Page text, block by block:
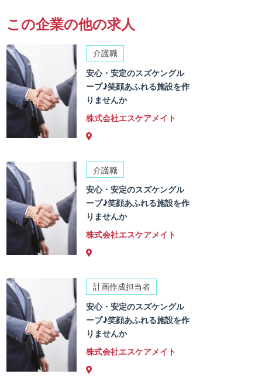
この企業の他の求人
介護職
安心・安定のスズケングル
ープ♪笑顔あふれる施設を作
りませんか
株式会社エスケアメイト
介護職
安心・安定のスズケングル
ープ♪笑顔あふれる施設を作
りませんか
株式会社エスケアメイト
計画作成担当者
安心・安定のスズケングル
ープ♪笑顔あふれる施設を作
りませんか
株式会社エスケアメイト